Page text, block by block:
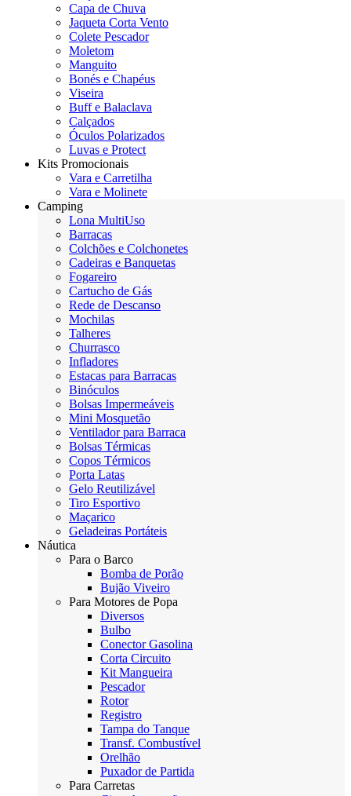
Capa de Chuva
Jaqueta Corta Vento
Colete Pescador
Moletom
Manguito
Bonés e Chapéus
Viseira
Buff e Balaclava
Calçados
Óculos Polarizados
Luvas e Protect
Kits Promocionais
Vara e Carretilha
Vara e Molinete
Camping
Lona MultiUso
Barracas
Colchões e Colchonetes
Cadeiras e Banquetas
Fogareiro
Cartucho de Gás
Rede de Descanso
Mochilas
Talheres
Churrasco
Infladores
Estacas para Barracas
Binóculos
Bolsas Impermeáveis
Mini Mosquetão
Ventilador para Barraca
Bolsas Térmicas
Copos Térmicos
Porta Latas
Gelo Reutilizável
Tiro Esportivo
Maçarico
Geladeiras Portáteis
Náutica
Para o Barco
Bomba de Porão
Bujão Viveiro
Para Motores de Popa
Diversos
Bulbo
Conector Gasolina
Corta Circuito
Kit Mangueira
Pescador
Rotor
Registro
Tampa do Tanque
Transf. Combustível
Orelhão
Puxador de Partida
Para Carretas